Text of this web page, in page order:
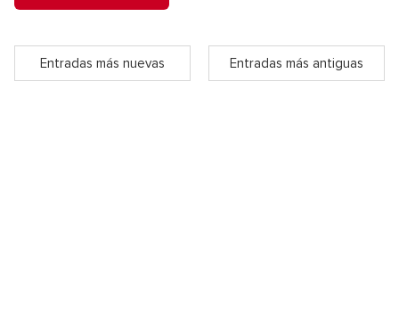
Entradas más nuevas Entradas más antiguas